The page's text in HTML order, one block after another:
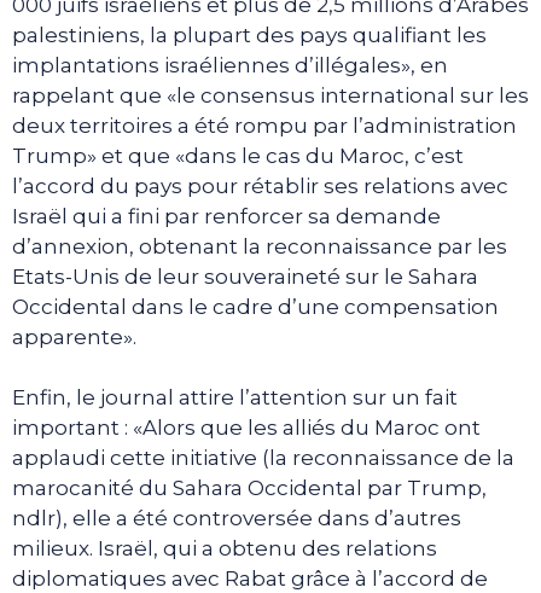
palestiniens, la plupart des pays qualifiant les
implantations israéliennes d’illégales», en
rappelant que «le consensus international sur les
deux territoires a été rompu par l’administration
Trump» et que «dans le cas du Maroc, c’est
l’accord du pays pour rétablir ses relations avec
Israël qui a fini par renforcer sa demande
d’annexion, obtenant la reconnaissance par les
Etats-Unis de leur souveraineté sur le Sahara
Occidental dans le cadre d’une compensation
apparente».
Enfin, le journal attire l’attention sur un fait
important : «Alors que les alliés du Maroc ont
applaudi cette initiative (la reconnaissance de la
marocanité du Sahara Occidental par Trump,
ndlr), elle a été controversée dans d’autres
milieux. Israël, qui a obtenu des relations
diplomatiques avec Rabat grâce à l’accord de